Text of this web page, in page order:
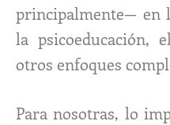
principalmente— en
la psicoeducación,
otros enfoques
Para nosotras, lo